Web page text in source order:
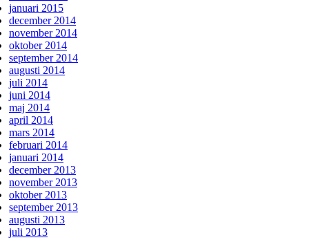
januari 2015
december 2014
november 2014
oktober 2014
september 2014
augusti 2014
juli 2014
juni 2014
maj 2014
april 2014
mars 2014
februari 2014
januari 2014
december 2013
november 2013
oktober 2013
september 2013
augusti 2013
juli 2013